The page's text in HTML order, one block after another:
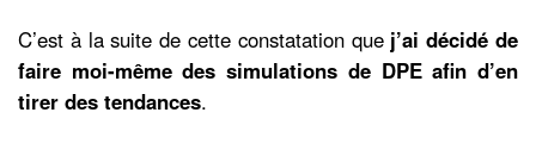
C’est à la suite de cette constatation que j’ai décidé de
faire moi-même des simulations de DPE afin d’en
tirer des tendances.